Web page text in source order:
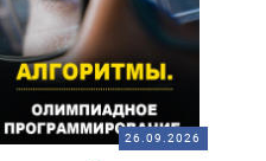
26.09.2026